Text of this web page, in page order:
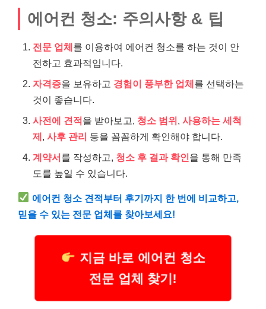
에어컨 청소: 주의사항 & 팁
전문 업체를 이용하여 에어컨 청소를 하는 것이 안
전하고 효과적입니다.
자격증을 보유하고 경험이 풍부한 업체를 선택하는
것이 좋습니다.
사전에 견적을 받아보고, 청소 범위
사용하는 세척
제
사후 관리 등을 꼼꼼하게 확인해야 합니다.
계약서를 작성하고, 청소 후 결과 확인을 통해 만족
도를 높일 수 있습니다.
에어컨 청소 견적부터 후기까지 한 번에 비교하고,
믿을 수 있는 전문 업체를 찾아보세요!
지금 바로 에어컨 청소
전문 업체 찾기!